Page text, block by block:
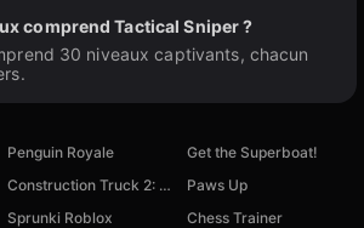
comprend Tactical Sniper ?
30 niveaux captivants, chacun
Penguin Royale
Get the Superboat!
Construction Truck 2: Building Games for Kids
Paws Up
Sprunki Roblox
Chess Trainer